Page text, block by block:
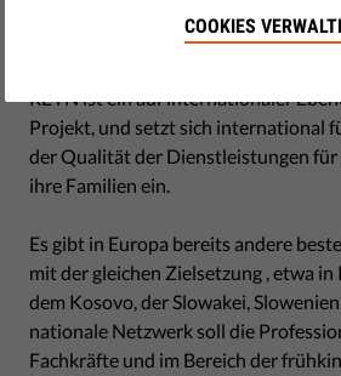
offiziell vorgestellt.
REYN ist ein auf internationaler
Projekt, und setzt sich international
der Qualität der Dienstleistungen
ihre Familien ein.
Es gibt in Europa bereits andere
mit der gleichen Zielsetzung , etwa
dem Kosovo, der Slowakei,
nationale Netzwerk soll die
Fachkräfte und im Bereich der
COOKIES